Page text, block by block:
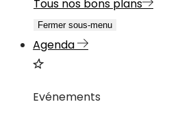
Tous nos bons plans
Fermer sous-menu
Agenda
Evénements